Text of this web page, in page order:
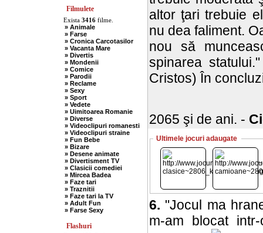
Filmulete
Exista 3416filme.
» Animale
» Farse
» Cronica Carcotasilor
» Vacanta Mare
» Divertis
» Mondenii
» Comice
» Parodii
» Reclame
» Sexy
» Sport
» Vedete
» Uimitoarea Romanie
» Diverse
» Videoclipuri romanesti
» Videoclipuri straine
» Fun Bebe
» Bizare
» Desene animate
» Divertisment TV
» Clasicii comediei
» Mircea Badea
» Faze tari
» Traznitii
» Faze tari la TV
» Adult Fun
» Farse Sexy
Flashuri
altor ţari trebuie
nu dea faliment.
nou să
spinarea
Cristos) În
2065 şi de ani. -
Ultimele jocuri adaugate
6. "Jocul ma
m-am blocat